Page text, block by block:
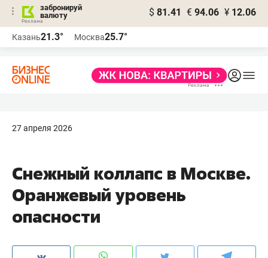
забронируй
валюту
$ 81.41 € 94.06 ¥ 12.06
Казань21.3° Москва25.7°
27 апреля 2026
Снежный коллапс в Москве.
Оранжевый уровень
опасности